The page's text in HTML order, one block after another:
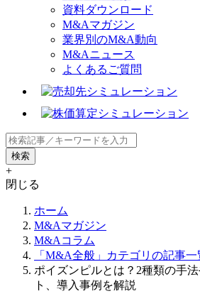
資料ダウンロード
M&Aマガジン
業界別のM&A動向
M&Aニュース
よくあるご質問
+
閉じる
ホーム
M&Aマガジン
M&Aコラム
「M&A全般」カテゴリの記事一
ポイズンピルとは？2種類の手
ト、導入事例を解説